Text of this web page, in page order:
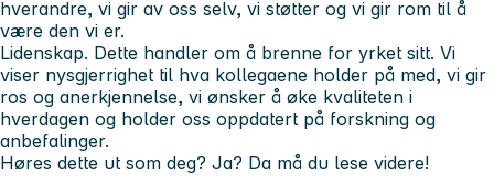
hverandre, vi gir av oss selv, vi støtter og vi gir rom til å
være den vi er.
Lidenskap. Dette handler om å brenne for yrket sitt. Vi
viser nysgjerrighet til hva kollegaene holder på med, vi gir
ros og anerkjennelse, vi ønsker å øke kvaliteten i
hverdagen og holder oss oppdatert på forskning og
anbefalinger.
Høres dette ut som deg? Ja? Da må du lese videre!